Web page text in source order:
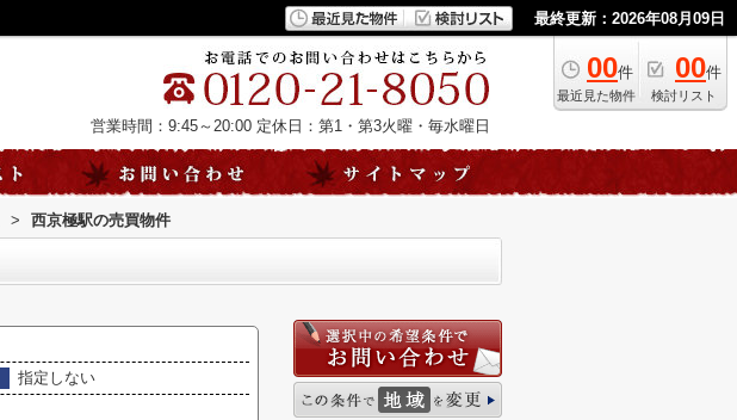
最終更新：2026年08月09日
00件
最近見た物件
00件
検討リスト
営業時間：9:45～20:00 定休日：第1・第3火曜・毎水曜日
> 西京極駅の売買物件
指定しない